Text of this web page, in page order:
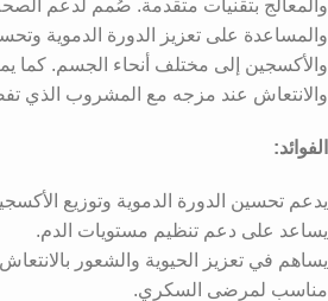
والمعالج بتقنيات متقدمة. صُمم لدعم
والمساعدة على تعزيز الدورة الدموية
والأكسجين إلى مختلف أنحاء الجسم. كما
والانتعاش عند مزجه مع المشروب الذي
الفوائد:
يدعم تحسين الدورة الدموية وتوزيع
يساعد على دعم تنظيم مستويات الدم.
يساهم في تعزيز الحيوية والشعور
مناسب لمرضى السكري.